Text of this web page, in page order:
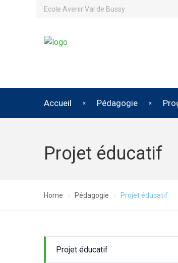
Ecole Avenir Val de Bussy
Accueil Pédagogie
Projet éducatif
Home Pédagogie Projet éducatif
Projet éducatif